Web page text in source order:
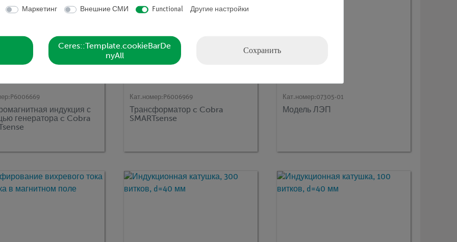
P6006669
индукция с
генератора c Cobra
Кат.номер: P6006969
Трансформатор c Cobra
SMARTsense
Кат.номер:07305-01
Модель ЛЭП
Маркетинг Внешние СМИ Functional Другие настройки
Ceres::Template.cookieBarDe
nyAll
Сохранить